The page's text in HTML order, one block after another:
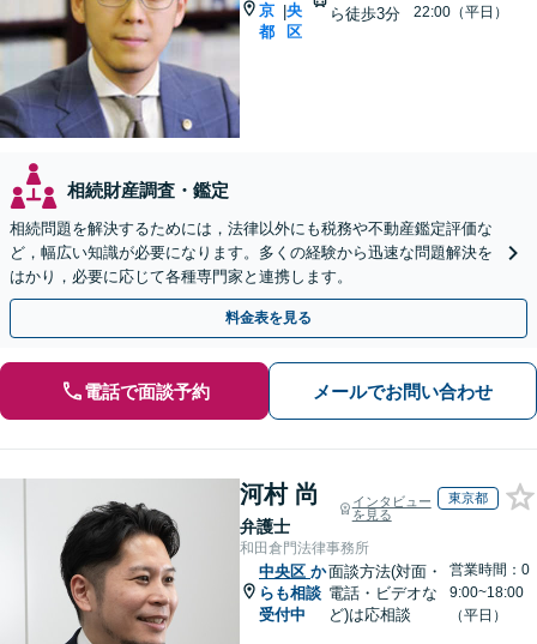
京
都
|央
区
ら徒歩3分
22:00（平日）
相続財産調査・鑑定
相続問題を解決するためには，法律以外にも税務や不動産鑑定評価な
ど，幅広い知識が必要になります。多くの経験から迅速な問題解決を
はかり，必要に応じて各種専門家と連携します。
料金表を見る
電話で面談予約 メールでお問い合わせ
河村 尚
弁護士
インタビュー
を見る
東京都
和田倉門法律事務所
中央区 か
らも相談
受付中
面談方法(対面・
電話・ビデオな
ど)は応相談
営業時間：0
9:00~18:00
（平日）